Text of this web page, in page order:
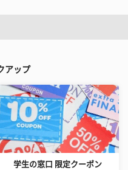
アップ
学生の窓口 限定クーポン